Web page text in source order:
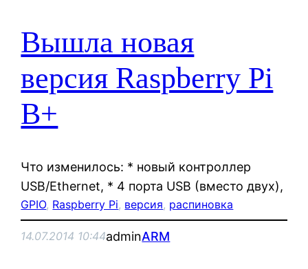
Вышла новая
версия Raspberry Pi
B+
Что изменилось: * новый контроллер
USB/Ethernet, * 4 порта USB (вместо двух),
GPIO, Raspberry Pi, версия, распиновка
14.07.2014 10:44adminARM